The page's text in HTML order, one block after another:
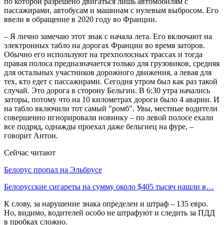
пассажирами, автобусам и машинам с нулевым выбросом. Его
ввели в обращение в 2020 году во Франции.
– Я лично замечаю этот знак с начала лета. Его включают на
электронных табло на дорогах Франции во время заторов.
Обычно его используют на трехполосных трассах и тогда
правая полоса предназначается только для грузовиков, средняя
для остальных участников дорожного движения, а левая для
тех, кто едет с пассажирами. Сегодня утром был как раз такой
случай. Это дорога в сторону Бельгии. В 6:30 утра начались
заторы, потому что на 10 километрах дороги было 4 аварии. И
на табло включили тот самый "ромб". Увы, местные водители
совершенно игнорировали новинку – по левой полосе ехали
все подряд, однажды проехал даже бельгиец на фуре, –
говорит Антон.
Сейчас читают
Белорус пропал на Эльбрусе
Белорусские сигареты на сумму около $405 тысяч нашли в…
К слову, за нарушение знака определен и штраф – 135 евро.
Но, видимо, водителей особо не штрафуют и следить за ПДД
в пробках сложно.